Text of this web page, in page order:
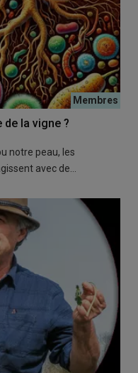
la vigne ?
notre peau, les
avec de…